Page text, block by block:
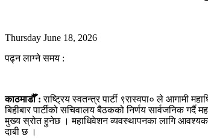
Thursday June 18, 2026
पढ्न लाग्ने समय :
काठमाडौँ : राष्ट्रिय स्वतन्त्र पार्टी ९रास्वपा० ले आगामी
बिहीबार पार्टीको सचिवालय बैठकको निर्णय सार्वजनिक
मुख्य स्रोत हुनेछ । महाधिवेशन व्यवस्थापनका लागि
दाबी छ ।